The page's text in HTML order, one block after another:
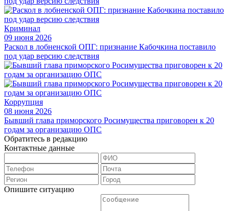
Криминал
09 июня 2026
Раскол в лобненской ОПГ: признание Кабочкина поставило
под удар версию следствия
Коррупция
08 июня 2026
Бывший глава приморского Росимущества приговорен к 20
годам за организацию ОПС
Обратитесь в редакцию
Контактные данные
Опишите ситуацию